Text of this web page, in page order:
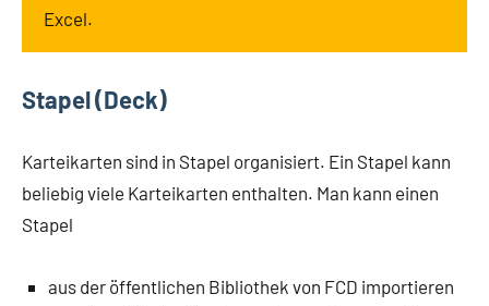
Excel.
Stapel (Deck)
Karteikarten sind in Stapel organisiert. Ein Stapel kann
beliebig viele Karteikarten enthalten. Man kann einen
Stapel
aus der öffentlichen Bibliothek von FCD importieren